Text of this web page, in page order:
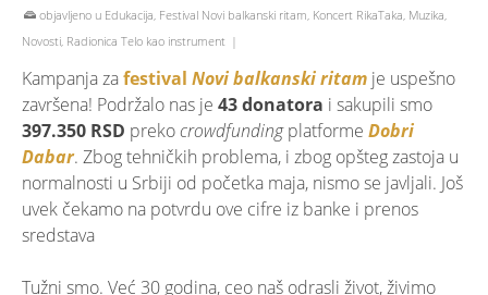
objavljeno u Edukacija, Festival Novi balkanski ritam, Koncert RikaTaka, Muzika,
Novosti, Radionica Telo kao instrument |
Kampanja zafestival Novi balkanski ritam je uspešno
završena! Podržalo nas je 43 donatora i sakupili smo
397.350 RSD prekocrowdfundingplatforme Dobri
Dabar. Zbog tehničkih problema, i zbog opšteg zastoja u
normalnosti u Srbiji od početka maja, nismo se javljali. Još
uvek čekamo na potvrdu ove cifre iz banke i prenos
sredstava
Tužni smo. Već 30 godina, ceo naš odrasli život, živimo